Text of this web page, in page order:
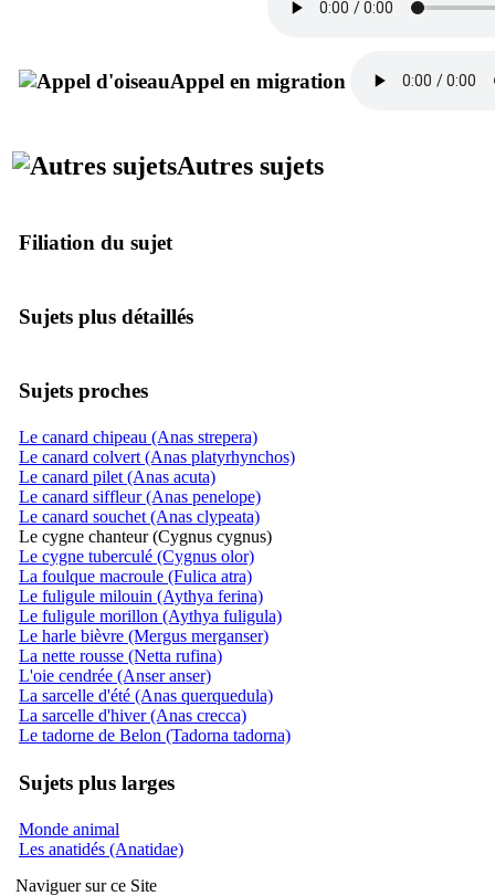
Appel en migration
Autres sujets
Filiation du sujet
Sujets plus détaillés
Sujets proches
Le canard chipeau (Anas strepera)
Le canard colvert (Anas platyrhynchos)
Le canard pilet (Anas acuta)
Le canard siffleur (Anas penelope)
Le canard souchet (Anas clypeata)
Le cygne chanteur (Cygnus cygnus)
Le cygne tuberculé (Cygnus olor)
La foulque macroule (Fulica atra)
Le fuligule milouin (Aythya ferina)
Le fuligule morillon (Aythya fuligula)
Le harle bièvre (Mergus merganser)
La nette rousse (Netta rufina)
L'oie cendrée (Anser anser)
La sarcelle d'été (Anas querquedula)
La sarcelle d'hiver (Anas crecca)
Le tadorne de Belon (Tadorna tadorna)
Sujets plus larges
Monde animal
Les anatidés (Anatidae)
Naviguer sur ce Site